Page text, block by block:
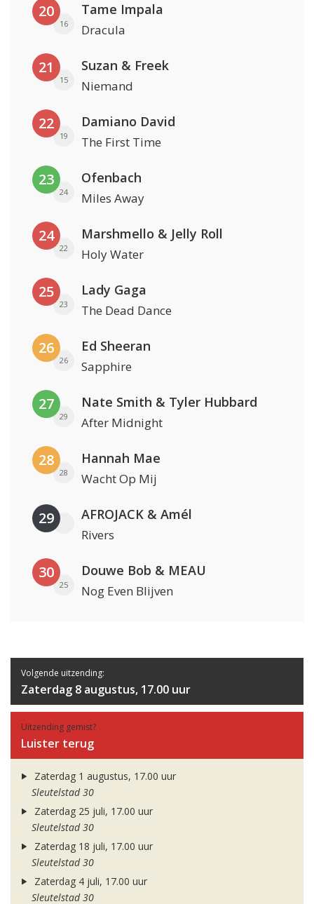
20
16
Tame Impala
Dracula
21
15
Suzan & Freek
Niemand
22
19
Damiano David
The First Time
23
24
Ofenbach
Miles Away
24
22
Marshmello & Jelly Roll
Holy Water
25
23
Lady Gaga
The Dead Dance
26
26
Ed Sheeran
Sapphire
27
29
Nate Smith & Tyler Hubbard
After Midnight
28
28
Hannah Mae
Wacht Op Mij
29 AFROJACK & Amél
Rivers
30
25
Douwe Bob & MEAU
Nog Even Blijven
Volgende uitzending:
Zaterdag 8 augustus, 17.00 uur
Uitzending gemist?
Luister terug
Zaterdag 1 augustus, 17.00 uur
Sleutelstad 30
Zaterdag 25 juli, 17.00 uur
Sleutelstad 30
Zaterdag 18 juli, 17.00 uur
Sleutelstad 30
Zaterdag 4 juli, 17.00 uur
Sleutelstad 30